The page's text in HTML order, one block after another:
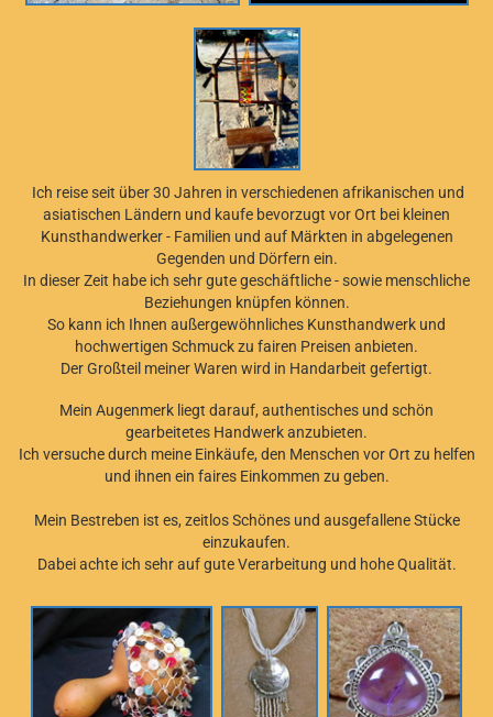
Ich reise seit über 30 Jahren in verschiedenen afrikanischen und
asiatischen Ländern und kaufe bevorzugt vor Ort bei kleinen
Kunsthandwerker - Familien und auf Märkten in abgelegenen
Gegenden und Dörfern ein.
In dieser Zeit habe ich sehr gute geschäftliche - sowie menschliche
Beziehungen knüpfen können.
So kann ich Ihnen außergewöhnliches Kunsthandwerk und
hochwertigen Schmuck zu fairen Preisen anbieten.
Der Großteil meiner Waren wird in Handarbeit gefertigt.
Mein Augenmerk liegt darauf, authentisches und schön
gearbeitetes Handwerk anzubieten.
Ich versuche durch meine Einkäufe, den Menschen vor Ort zu helfen
und ihnen ein faires Einkommen zu geben.
Mein Bestreben ist es, zeitlos Schönes und ausgefallene Stücke
einzukaufen.
Dabei achte ich sehr auf gute Verarbeitung und hohe Qualität.